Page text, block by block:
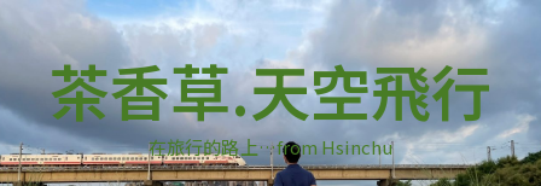
茶香草.天空飛行
在旅行的路上…from Hsinchu